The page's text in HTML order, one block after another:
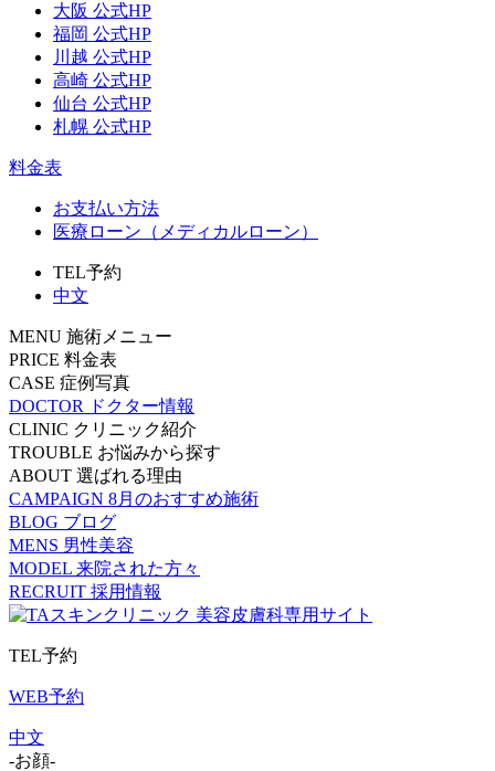
大阪 公式HP
福岡 公式HP
川越 公式HP
高崎 公式HP
仙台 公式HP
札幌 公式HP
料金表
お支払い方法
医療ローン（メディカルローン）
TEL予約
中文
MENU 施術メニュー
PRICE 料金表
CASE 症例写真
DOCTOR
ドクター情報
CLINIC クリニック紹介
TROUBLE お悩みから探す
ABOUT 選ばれる理由
CAMPAIGN 8月のおすすめ施術
BLOG ブログ
MENS 男性美容
MODEL 来院された方々
RECRUIT 採用情報
TEL予約
WEB予約
中文
-お顔-